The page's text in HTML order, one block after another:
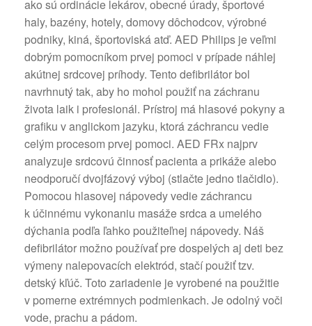
ako sú ordinácie lekárov, obecné úrady, športové
haly, bazény, hotely, domovy dôchodcov, výrobné
podniky, kiná, športoviská atď. AED Philips je veľmi
dobrým pomocníkom prvej pomoci v prípade náhlej
akútnej srdcovej príhody. Tento defibrilátor bol
navrhnutý tak, aby ho mohol použiť na záchranu
života laik i profesionál. Prístroj má hlasové pokyny a
grafiku v anglickom jazyku, ktorá záchrancu vedie
celým procesom prvej pomoci. AED FRx najprv
analyzuje srdcovú činnosť pacienta a prikáže alebo
neodporučí dvojfázový výboj (stlačte jedno tlačidlo).
Pomocou hlasovej nápovedy vedie záchrancu
k účinnému vykonaniu masáže srdca a umelého
dýchania podľa ľahko použiteľnej nápovedy. Náš
defibrilátor možno používať pre dospelých aj deti bez
výmeny nalepovacích elektród, stačí použiť tzv.
detský kľúč. Toto zariadenie je vyrobené na použitie
v pomerne extrémnych podmienkach. Je odolný voči
vode, prachu a pádom.